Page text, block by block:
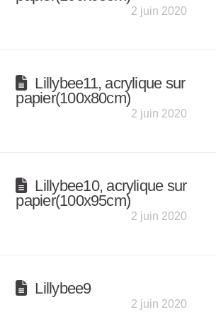
2 juin 2020
Lillybee11, acrylique sur
papier(100x80cm)
2 juin 2020
Lillybee10, acrylique sur
papier(100x95cm)
2 juin 2020
Lillybee9
2 juin 2020